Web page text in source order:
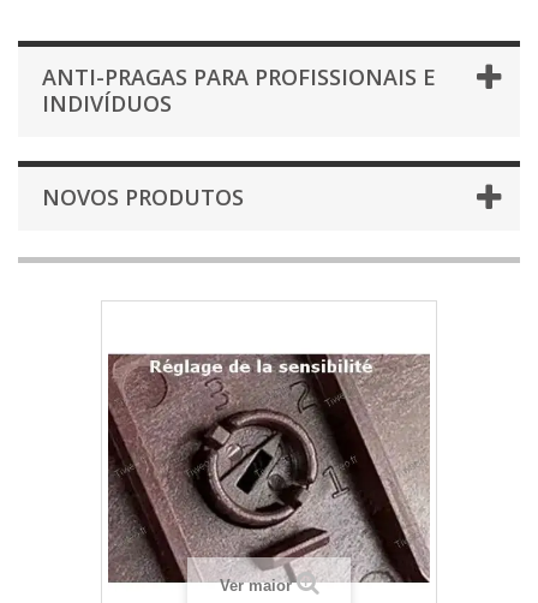
ANTI-PRAGAS PARA PROFISSIONAIS E
INDIVÍDUOS
NOVOS PRODUTOS
Ver maior